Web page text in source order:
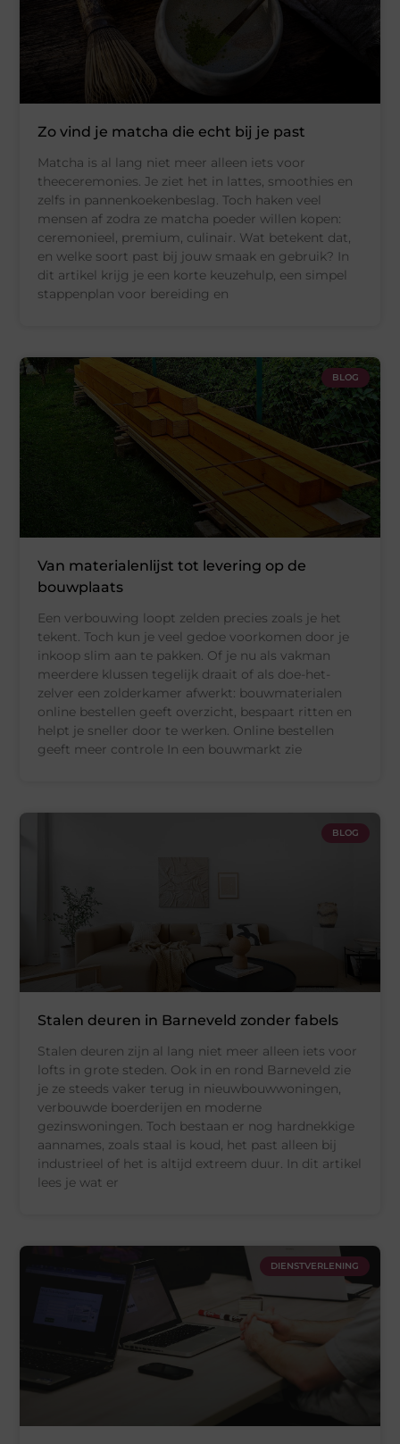
Zo vind je matcha die echt bij je past
Matcha is al lang niet meer alleen iets voor
theeceremonies. Je ziet het in lattes, smoothies en
zelfs in pannenkoekenbeslag. Toch haken veel
mensen af zodra ze matcha poeder willen kopen:
ceremonieel, premium, culinair. Wat betekent dat,
en welke soort past bij jouw smaak en gebruik? In
dit artikel krijg je een korte keuzehulp, een simpel
stappenplan voor bereiding en
BLOG
Van materialenlijst tot levering op de
bouwplaats
Een verbouwing loopt zelden precies zoals je het
tekent. Toch kun je veel gedoe voorkomen door je
inkoop slim aan te pakken. Of je nu als vakman
meerdere klussen tegelijk draait of als doe-het-
zelver een zolderkamer afwerkt: bouwmaterialen
online bestellen geeft overzicht, bespaart ritten en
helpt je sneller door te werken. Online bestellen
geeft meer controle In een bouwmarkt zie
BLOG
Stalen deuren in Barneveld zonder fabels
Stalen deuren zijn al lang niet meer alleen iets voor
lofts in grote steden. Ook in en rond Barneveld zie
je ze steeds vaker terug in nieuwbouwwoningen,
verbouwde boerderijen en moderne
gezinswoningen. Toch bestaan er nog hardnekkige
aannames, zoals staal is koud, het past alleen bij
industrieel of het is altijd extreem duur. In dit artikel
lees je wat er
DIENSTVERLENING